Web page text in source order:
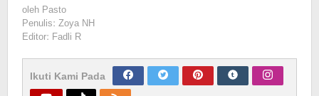
oleh Pasto
Penulis: Zoya NH
Editor: Fadli R
Ikuti Kami Pada